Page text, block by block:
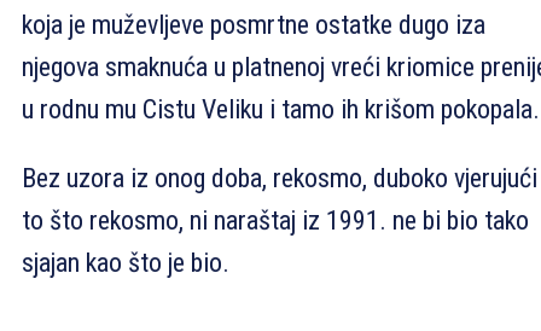
koja je muževljeve posmrtne ostatke dugo iza
njegova smaknuća u platnenoj vreći kriomice
u rodnu mu Cistu Veliku i tamo ih krišom pokopala.
Bez uzora iz onog doba, rekosmo, duboko
to što rekosmo, ni naraštaj iz 1991. ne bi bio tako
sjajan kao što je bio.